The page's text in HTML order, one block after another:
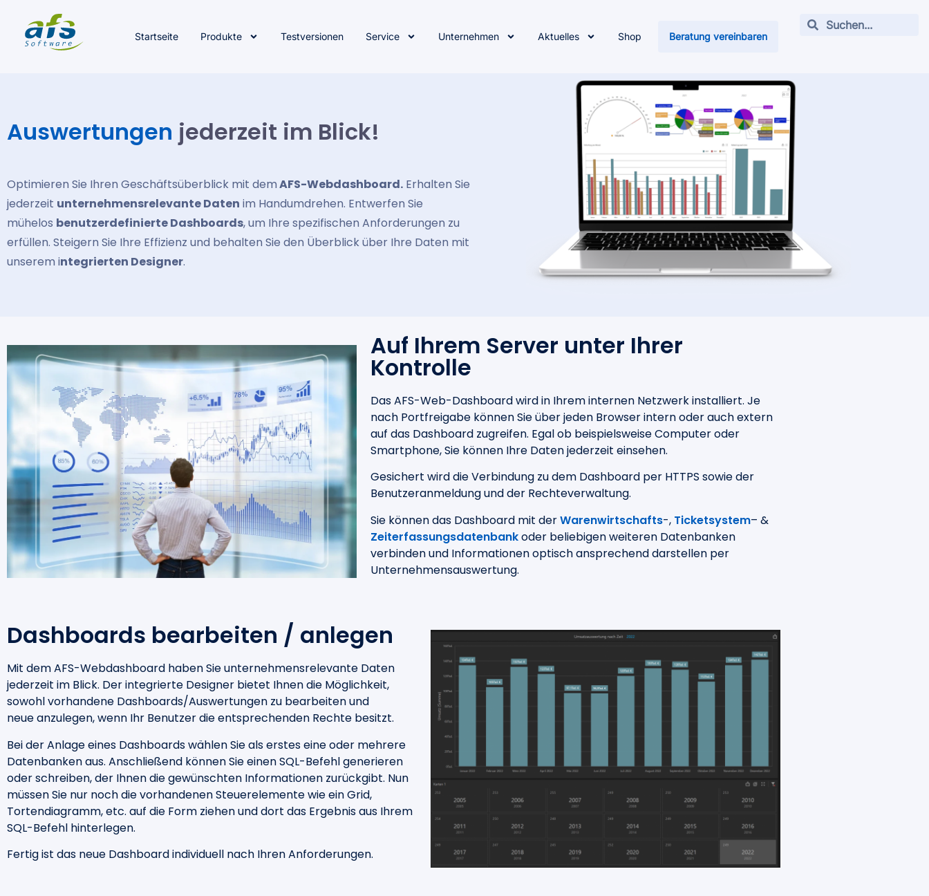
Startseite Produkte Testversionen Service Unternehmen Aktuelles Shop Beratung vereinbaren
Auswertungen jederzeit im Blick!
Optimieren Sie Ihren Geschäftsüberblick mit demAFS-Webdashboard. Erhalten Sie
jederzeit unternehmensrelevante Daten im Handumdrehen. Entwerfen Sie
mühelos benutzerdefinierte Dashboards, um Ihre spezifischen Anforderungen zu
erfüllen. Steigern Sie Ihre Effizienz und behalten Sie den Überblick über Ihre Daten mit
unserem integrierten Designer.
Auf Ihrem Server unter Ihrer
Kontrolle
Das AFS-Web-Dashboard wird in Ihrem internen Netzwerk installiert. Je
nach Portfreigabe können Sie über jeden Browser intern oder auch extern
auf das Dashboard zugreifen. Egal ob beispielsweise Computer oder
Smartphone, Sie können Ihre Daten jederzeit einsehen.
Gesichert wird die Verbindung zu dem Dashboard per HTTPS sowie der
Benutzeranmeldung und der Rechteverwaltung.
Sie können das Dashboard mit derWarenwirtschafts-, Ticketsystem– &
Zeiterfassungsdatenbankoder beliebigen weiteren Datenbanken
verbinden und Informationen optisch ansprechend darstellen per
Unternehmensauswertung.
Dashboards bearbeiten / anlegen
Mit dem AFS-Webdashboard haben Sie unternehmensrelevante Daten
jederzeit im Blick. Der integrierte Designer bietet Ihnen die Möglichkeit,
sowohl vorhandene Dashboards/Auswertungen zu bearbeiten und
neue anzulegen, wenn Ihr Benutzer die entsprechenden Rechte besitzt.
Bei der Anlage eines Dashboards wählen Sie als erstes eine oder mehrere
Datenbanken aus. Anschließend können Sie einen SQL-Befehl generieren
oder schreiben, der Ihnen die gewünschten Informationen zurückgibt. Nun
müssen Sie nur noch die vorhandenen Steuerelemente wie ein Grid,
Tortendiagramm, etc. auf die Form ziehen und dort das Ergebnis aus Ihrem
SQL-Befehl hinterlegen.
Fertig ist das neue Dashboard individuell nach Ihren Anforderungen.